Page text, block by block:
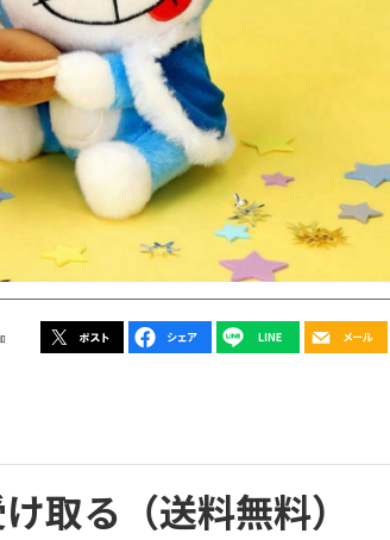
取る （送料無料）